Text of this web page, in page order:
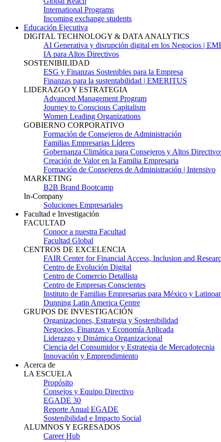
International Programs
Incoming exchange students
Educación Ejecutiva
DIGITAL TECHNOLOGY & DATA ANALYTICS
AI Generativa y disrupción digital en los Negocios |
IA para Altos Directivos
SOSTENIBILIDAD
ESG y Finanzas Sostenibles para la Empresa
Finanzas para la sustentabilidad | EMERITUS
LIDERAZGO Y ESTRATEGIA
Advanced Management Program
Journey to Conscious Capitalism
Women Leading Organizations
GOBIERNO CORPORATIVO
Formación de Consejeros de Administración
Familias Empresarias Líderes
Gobernanza Climática para Consejeros y Altos
Creación de Valor en la Familia Empresaria
Formación de Consejeros de Administración | Intensivo
MARKETING
B2B Brand Bootcamp
In-Company
Soluciones Empresariales
Facultad e Investigación
FACULTAD
Conoce a nuestra Facultad
Facultad Global
CENTROS DE EXCELENCIA
FAIR Center for Financial Access, Inclusion and
Centro de Evolución Digital
Centro de Comercio Detallista
Centro de Empresas Conscientes
Instituto de Familias Empresarias para México y
Dunning Latin America Centre
GRUPOS DE INVESTIGACIÓN
Organizaciones, Estrategia y Sostenibilidad
Negocios, Finanzas y Economía Aplicada
Liderazgo y Dinámica Organizacional
Ciencia del Consumidor y Estrategia de Mercadotecnia
Innovación y Emprendimiento
Acerca de
LA ESCUELA
Propósito
Consejos y Equipo Directivo
EGADE 30
Reporte Anual EGADE
Sostenibilidad e Impacto Social
ALUMNOS Y EGRESADOS
Career Hub